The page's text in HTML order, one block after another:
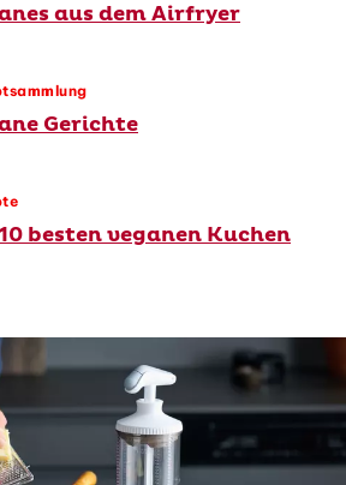
aus dem Airfryer
Gerichte
besten veganen Kuchen